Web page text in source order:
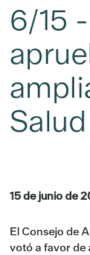
6/15
15 de junio de
El Consejo de
votó a favor de